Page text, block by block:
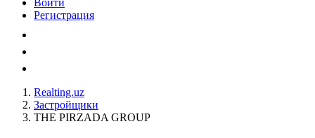
Войти
Регистрация
Realting.uz
Застройщики
THE PIRZADA GROUP